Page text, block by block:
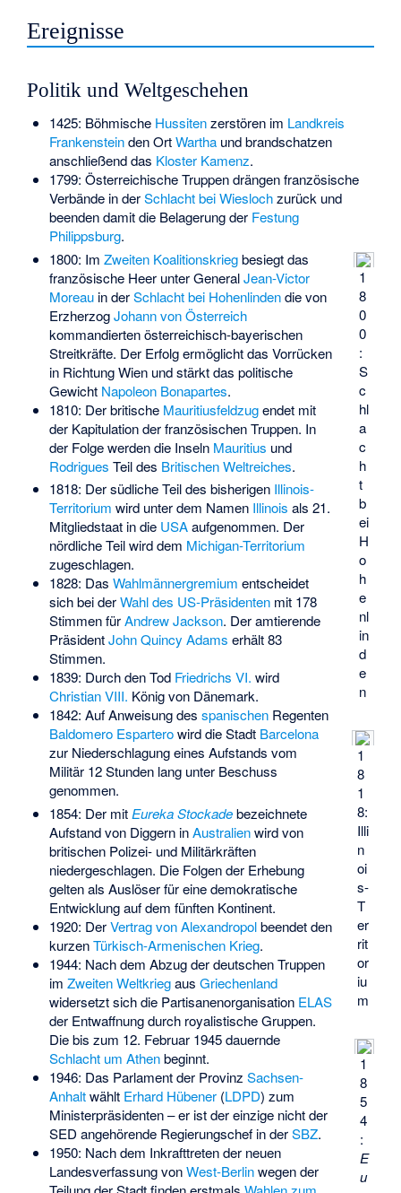
Ereignisse
Politik und Weltgeschehen
1425: Böhmische Hussitenzerstören im Landkreis
Frankensteinden OrtWarthaund brandschatzen
anschließend das Kloster Kamenz.
1799: Österreichische Truppen drängen französische
Verbände in derSchlacht bei Wieslochzurück und
beenden damit die Belagerung der Festung
Philippsburg.
1
8
0
0
:
S
c
hl
a
c
h
t
b
ei
H
o
h
e
nl
in
d
e
n
1800: Im Zweiten Koalitionskriegbesiegt das
französische Heer unter GeneralJean-Victor
Moreauin derSchlacht bei Hohenlindendie von
ErzherzogJohann von Österreich
kommandierten österreichisch-bayerischen
Streitkräfte. Der Erfolg ermöglicht das Vorrücken
in Richtung Wien und stärkt das politische
Gewicht Napoleon Bonapartes.
1810: Der britische Mauritiusfeldzugendet mit
der Kapitulation der französischen Truppen. In
der Folge werden die Inseln Mauritius und
Rodrigues Teil des Britischen Weltreiches.
1
8
1
8:
Illi
n
oi
s-
T
er
rit
or
iu
m
1818: Der südliche Teil des bisherigen Illinois-
Territorium wird unter dem Namen Illinois als 21.
Mitgliedstaat in die USAaufgenommen. Der
nördliche Teil wird dem Michigan-Territorium
zugeschlagen.
1828: Das Wahlmännergremium entscheidet
sich bei derWahl des US-Präsidentenmit 178
Stimmen fürAndrew Jackson. Der amtierende
PräsidentJohn Quincy Adams erhält 83
Stimmen.
1839: Durch den Tod Friedrichs VI. wird
Christian VIII. König von Dänemark.
1842: Auf Anweisung des spanischenRegenten
Baldomero Esparterowird die Stadt Barcelona
zur Niederschlagung eines Aufstands vom
Militär 12 Stunden lang unter Beschuss
genommen.
1
8
5
4
:
E
u
1854: Der mit Eureka Stockadebezeichnete
Aufstand von Diggern inAustralienwird von
britischen Polizei- und Militärkräften
niedergeschlagen. Die Folgen der Erhebung
gelten als Auslöser für eine demokratische
Entwicklung auf dem fünften Kontinent.
1920: DerVertrag von Alexandropolbeendet den
kurzenTürkisch-Armenischen Krieg.
1944: Nach dem Abzug der deutschen Truppen
im Zweiten Weltkriegaus Griechenland
widersetzt sich die Partisanenorganisation ELAS
der Entwaffnung durch royalistische Gruppen.
Die bis zum 12. Februar 1945 dauernde
Schlacht um Athenbeginnt.
1946: Das Parlament der Provinz Sachsen-
Anhaltwählt Erhard Hübener(LDPD) zum
Ministerpräsidenten – er ist der einzige nicht der
SED angehörende Regierungschef in derSBZ.
1950: Nach dem Inkrafttreten der neuen
Landesverfassung vonWest-Berlinwegen der